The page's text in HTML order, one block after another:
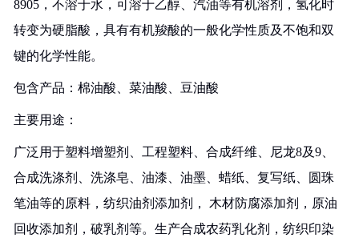
8905，不溶于水，可溶于乙醇、汽油等有机溶剂，氢化时
转变为硬脂酸，具有有机羧酸的一般化学性质及不饱和双
键的化学性能。
包含产品：棉油酸、菜油酸、豆油酸
主要用途：
广泛用于塑料增塑剂、工程塑料、合成纤维、尼龙8及9、
合成洗涤剂、洗涤皂、油漆、油墨、蜡纸、复写纸、圆珠
笔油等的原料，纺织油剂添加剂， 木材防腐添加剂，原油
回收添加剂，破乳剂等。生产合成农药乳化剂，纺织印染